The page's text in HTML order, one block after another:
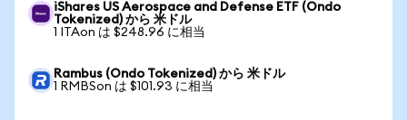
iShares US Aerospace and Defense ETF (Ondo
Tokenized) から 米ドル
1 ITAon は $248.96 に相当
Rambus (Ondo Tokenized) から 米ドル
1 RMBSon は $101.93 に相当